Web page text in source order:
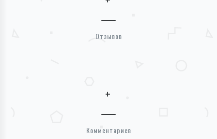
Отзывов
+
Комментариев